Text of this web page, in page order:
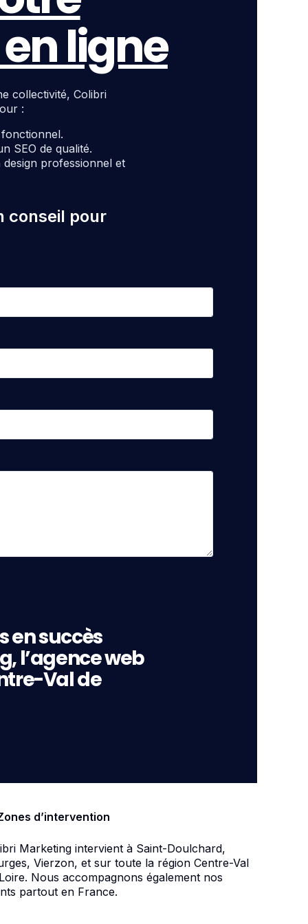
ligne
collectivité, Colibri
:
SEO de qualité.
professionnel et
conseil pour
en succès
l’agence web
Val de
d’intervention
Marketing intervient à Saint-Doulchard,
Vierzon, et sur toute la région Centre-Val
Nous accompagnons également nos
partout en France.